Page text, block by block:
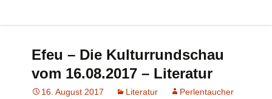
Efeu – Die Kulturrundschau
vom 16.08.2017 – Literatur
16. August 2017 Literatur
Perlentaucher